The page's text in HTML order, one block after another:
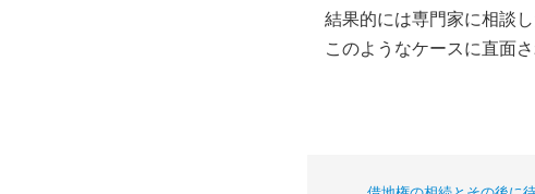
結果的には専門家に相談し
このようなケースに直面さ